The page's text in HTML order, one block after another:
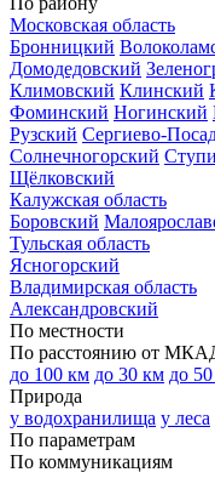
Московская область
Бронницкий
Домодедовский
Климовский Клинский
Фоминский Ногинский
Рузский Сергиево-
Солнечногорский
Щёлковский
Калужская область
Боровский
Тульская область
Ясногорский
Владимирская область
Александровский
По местности
По расстоянию от
до 100 км до 30 км до
Природа
у водохранилища у леса
По параметрам
По коммуникациям